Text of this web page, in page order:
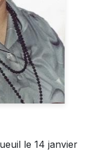
le 14 janvier